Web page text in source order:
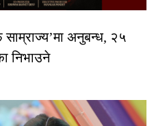
अनुबन्ध, २५
निभाउने